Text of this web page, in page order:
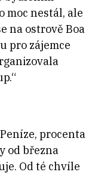
moc nestál, ale
na ostrově Boa
pro zájemce
procenta
od března
Od té chvíle